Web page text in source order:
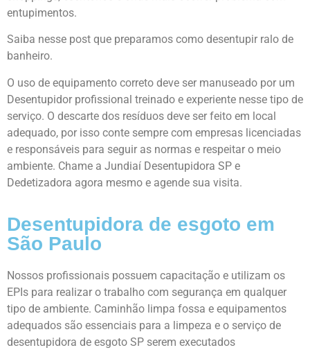
entupimentos.
Saiba nesse post que preparamos como desentupir ralo de
banheiro.
O uso de equipamento correto deve ser manuseado por um
Desentupidor profissional treinado e experiente nesse tipo de
serviço. O descarte dos resíduos deve ser feito em local
adequado, por isso conte sempre com empresas licenciadas
e responsáveis para seguir as normas e respeitar o meio
ambiente. Chame a Jundiaí Desentupidora SP e
Dedetizadora agora mesmo e agende sua visita.
Desentupidora de esgoto em
São Paulo
Nossos profissionais possuem capacitação e utilizam os
EPIs para realizar o trabalho com segurança em qualquer
tipo de ambiente. Caminhão limpa fossa e equipamentos
adequados são essenciais para a limpeza e o serviço de
desentupidora de esgoto SP serem executados